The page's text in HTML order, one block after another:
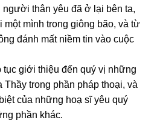
người thân yêu đã ở lại bên ta,
một mình trong giông bão, và từ
đánh mất niềm tin vào cuộc
tục giới thiệu đến quý vị những
trong phần pháp thoại, và
của những hoạ sĩ yêu quý
phần khác.